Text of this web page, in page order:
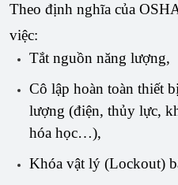
Theo định nghĩa của
việc:
Tắt nguồn năng lượng,
Cô lập hoàn toàn thiết
lượng (điện, thủy lực,
hóa học…),
Khóa vật lý (Lockout)